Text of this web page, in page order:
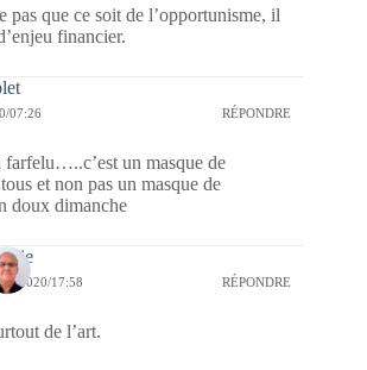
pas que ce soit de l’opportunisme, il
financier.
07:26 RÉPONDRE
farfelu…..c’est un masque de
et non pas un masque de
doux dimanche
2020/17:58 RÉPONDRE
de l’art.